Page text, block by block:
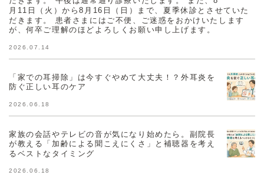
月11日（火）から8月16日（日）まで、夏季休診とさせていた
だきます。 患者さまにはご不便、ご迷惑をおかけいたします
が、何卒ご理解のほどよろしくお願い申し上げます。
2026.07.14
「家での耳掃除」は今すぐやめて大丈夫！？外耳炎を
防ぐ正しい耳のケア
2026.06.18
家族の会話やテレビの音が気になり始めたら。副院長
が教える「加齢による聞こえにくさ」と補聴器を考え
るベストなタイミング
2026.06.18